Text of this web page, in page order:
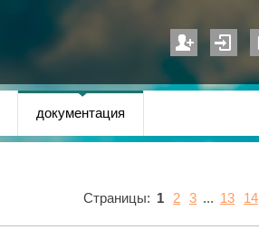
документация
Страницы: 1 2 3 ... 13 14